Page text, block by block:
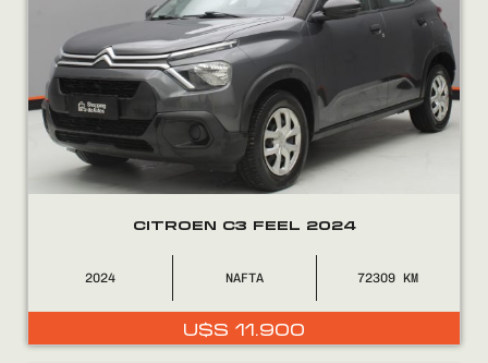
CITROEN C3 FEEL 2024
2024 NAFTA 72309
U$S 11.900